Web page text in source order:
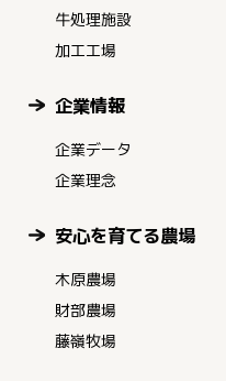
牛処理施設
加工工場
企業情報
企業データ
企業理念
安心を育てる農場
木原農場
財部農場
藤嶺牧場